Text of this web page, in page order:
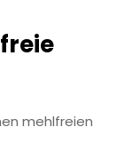
mehlfreien